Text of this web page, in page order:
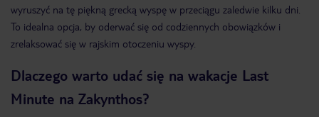
wyruszyć na tę piękną grecką wyspę w przeciągu zaledwie kilku dni.
To idealna opcja, by oderwać się od codziennych obowiązków i
zrelaksować się w rajskim otoczeniu wyspy.
Dlaczego warto udać się na wakacje Last
Minute na Zakynthos?